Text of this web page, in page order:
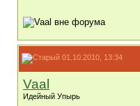
01.10.2010, 13:34
Vaal
Идейный Упырь